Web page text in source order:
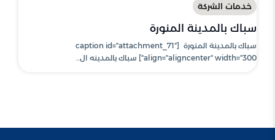
خدمات الشركة
سباك بالمدينة المنورة
سباك بالمدينة المنورة [caption id="attachment_71"
align="aligncenter" width="300"] سباك بالمدينه ال..